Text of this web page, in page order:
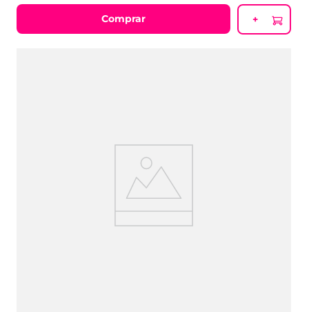
Comprar +